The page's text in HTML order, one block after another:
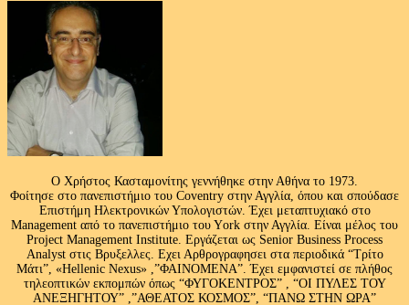
Ο Χρήστος Κασταμονίτης γεννήθηκε στην Αθήνα το 1973.
Φοίτησε στο πανεπιστήμιο του Coventry στην Αγγλία, όπου και σπούδασε
Επιστήμη Ηλεκτρονικών Υπολογιστών. Έχει μεταπτυχιακό στο
Management από το πανεπιστήμιο του Υork στην Αγγλία. Είναι μέλος του
Project Management Institute. Εργάζεται ως Senior Business Process
Analyst στις Βρυξελλες. Εχει Αρθρογραφησει στα περιοδικά “Τρίτο
Μάτι”, «Hellenic Nexus» ,”ΦΑΙΝΟΜΕΝΑ”. Έχει εμφανιστεί σε πλήθος
τηλεοπτικών εκπομπών όπως “ΦΥΓΟΚΕΝΤΡΟΣ” , “ΟΙ ΠΥΛΕΣ ΤΟΥ
ΑΝΕΞΗΓΗΤΟΥ” ,”ΑΘΕΑΤΟΣ ΚΟΣΜΟΣ”, “ΠΑΝΩ ΣΤΗΝ ΩΡΑ”